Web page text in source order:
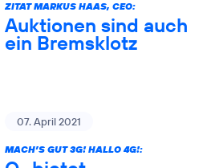
ZITAT MARKUS HAAS, CEO:
Auktionen sind auch
ein Bremsklotz
07. April 2021
MACH’S GUT 3G! HALLO 4G!: